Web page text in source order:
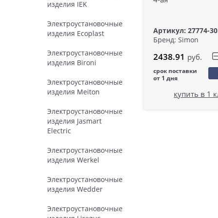
изделия IEK
Электроустановочные
изделия Ecoplast
Электроустановочные
изделия Bironi
Электроустановочные
изделия Meiton
Электроустановочные
изделия Jasmart
Electric
Электроустановочные
изделия Werkel
Электроустановочные
изделия Wedder
Электроустановочные
Артикул: 27774-30
Бренд: Simon
2438.91 руб.
срок поставки
от 1 дня
купить в 1